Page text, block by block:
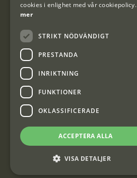
Information om kundklubben.
Interjakt Sweden AB, Årjäng
cookies i enlighet med vår cookiepolicy.
mer
STRIKT NÖDVÄNDIGT
PRESTANDA
INRIKTNING
FUNKTIONER
OKLASSIFICERADE
ACCEPTERA ALLA
VISA DETALJER